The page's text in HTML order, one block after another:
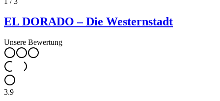
EL DORADO – Die Westernstadt
Unsere Bewertung
3.9